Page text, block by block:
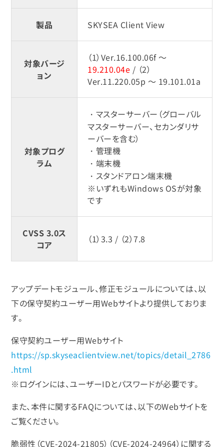
製品 SKYSEA Client View
対象バージ
ョン
（1）Ver.16.100.06f ～
19.210.04e / （2）
Ver.11.220.05p ～ 19.101.01a
対象プログ
ラム
・マスターサーバー（グローバル
マスターサーバー、セカンダリサ
ーバーを含む）
・管理機
・端末機
・スタンドアロン端末機
※いずれもWindows OSが対象
です
CVSS 3.0ス
コア
（1）3.3 / （2）7.8
アップデートモジュール、修正モジュールについては、以
下の保守契約ユーザー用Webサイトより提供しておりま
す。
保守契約ユーザー用Webサイト
https://sp.skyseaclientview.net/topics/detail_2786
.html
※ログインには、ユーザーIDとパスワードが必要です。
また、本件に関するFAQについては、以下のWebサイトを
ご覧ください。
脆弱性（CVE-2024-21805）（CVE-2024-24964）に関する